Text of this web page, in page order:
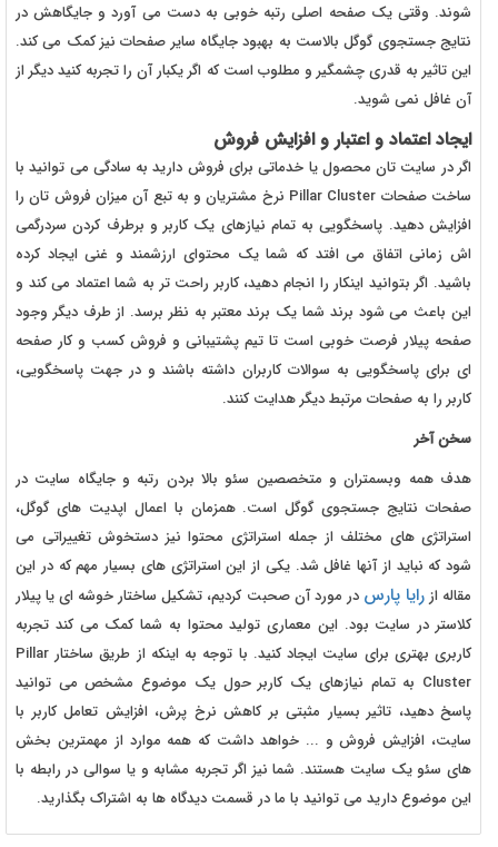
شوند. وقتی یک صفحه اصلی رتبه خوبی به دست می آورد و جایگاهش در
نتایج جستجوی گوگل بالاست به بهبود جایگاه سایر صفحات نیز کمک می کند.
این تاثیر به قدری چشمگیر و مطلوب است که اگر یکبار آن را تجربه کنید دیگر از
آن غافل نمی شوید.
ایجاد اعتماد و اعتبار و افزایش فروش
اگر در سایت تان محصول یا خدماتی برای فروش دارید به سادگی می توانید با
ساخت صفحات Pillar Cluster نرخ مشتریان و به تبع آن میزان فروش تان را
افزایش دهید. پاسخگویی به تمام نیازهای یک کاربر و برطرف کردن سردرگمی
اش زمانی اتفاق می افتد که شما یک محتوای ارزشمند و غنی ایجاد کرده
باشید. اگر بتوانید اینکار را انجام دهید، کاربر راحت تر به شما اعتماد می کند و
این باعث می شود برند شما یک برند معتبر به نظر برسد. از طرف دیگر وجود
صفحه پیلار فرصت خوبی است تا تیم پشتیبانی و فروش کسب و کار صفحه
ای برای پاسخگویی به سوالات کاربران داشته باشند و در جهت پاسخگویی،
کاربر را به صفحات مرتبط دیگر هدایت کنند.
سخن آخر
هدف همه وبسمتران و متخصصین سئو بالا بردن رتبه و جایگاه سایت در
صفحات نتایج جستجوی گوگل است. همزمان با اعمال اپدیت های گوگل،
استراتژی های مختلف از جمله استراتژی محتوا نیز دستخوش تغییراتی می
شود که نباید از آنها غافل شد. یکی از این استراتژی های بسیار مهم که در این
مقاله ازرایا پارس در مورد آن صحبت کردیم، تشکیل ساختار خوشه ای یا پیلار
کلاستر در سایت بود. این معماری تولید محتوا به شما کمک می کند تجربه
کاربری بهتری برای سایت ایجاد کنید. با توجه به اینکه از طریق ساختار Pillar
Cluster به تمام نیازهای یک کاربر حول یک موضوع مشخص می توانید
پاسخ دهید، تاثیر بسیار مثبتی بر کاهش نرخ پرش، افزایش تعامل کاربر با
سایت، افزایش فروش و ... خواهد داشت که همه موارد از مهمترین بخش
های سئو یک سایت هستند. شما نیز اگر تجربه مشابه و یا سوالی در رابطه با
این موضوع دارید می توانید با ما در قسمت دیدگاه ها به اشتراک بگذارید.